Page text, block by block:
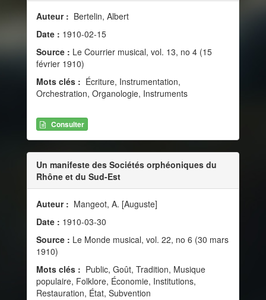
Auteur : Bertelin, Albert
Date : 1910-02-15
Source : Le Courrier musical, vol. 13, no 4 (15
février 1910)
Mots clés : Écriture, Instrumentation,
Orchestration, Organologie, Instruments
Consulter
Un manifeste des Sociétés orphéoniques du
Rhône et du Sud-Est
Auteur : Mangeot, A. [Auguste]
Date : 1910-03-30
Source : Le Monde musical, vol. 22, no 6 (30 mars
1910)
Mots clés : Public, Goût, Tradition, Musique
populaire, Folklore, Économie, Institutions,
Restauration, État, Subvention